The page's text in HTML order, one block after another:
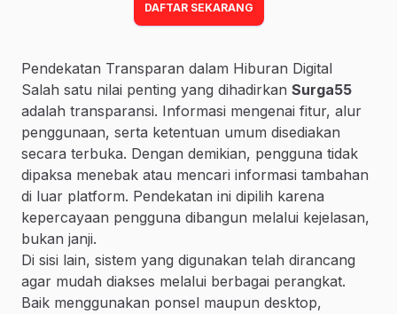
DAFTAR SEKARANG
Pendekatan Transparan dalam Hiburan Digital
Salah satu nilai penting yang dihadirkan Surga55
adalah transparansi. Informasi mengenai fitur, alur
penggunaan, serta ketentuan umum disediakan
secara terbuka. Dengan demikian, pengguna tidak
dipaksa menebak atau mencari informasi tambahan
di luar platform. Pendekatan ini dipilih karena
kepercayaan pengguna dibangun melalui kejelasan,
bukan janji.
Di sisi lain, sistem yang digunakan telah dirancang
agar mudah diakses melalui berbagai perangkat.
Baik menggunakan ponsel maupun desktop,